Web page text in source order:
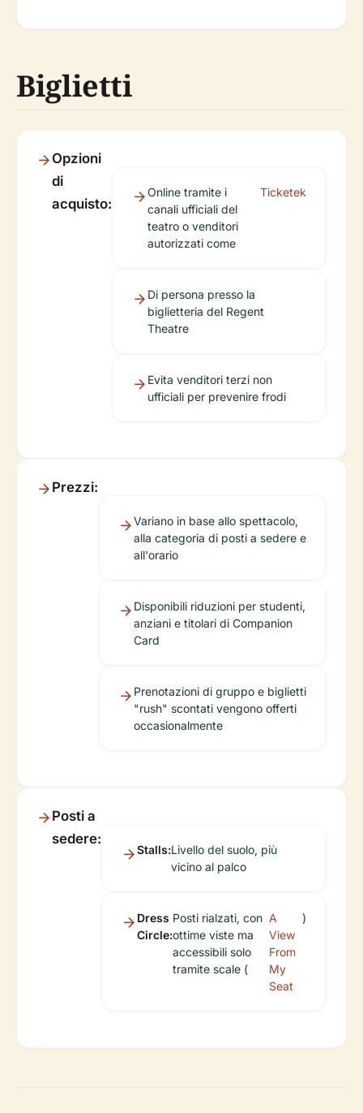
Biglietti
Opzioni
di
acquisto:
Online tramite i
canali ufficiali del
teatro o venditori
autorizzati come
Ticketek
Di persona presso la
biglietteria del Regent
Theatre
Evita venditori terzi non
ufficiali per prevenire frodi
Prezzi:
Variano in base allo spettacolo,
alla categoria di posti a sedere e
all'orario
Disponibili riduzioni per studenti,
anziani e titolari di Companion
Card
Prenotazioni di gruppo e biglietti
"rush" scontati vengono offerti
occasionalmente
Posti a
sedere:
Stalls:Livello del suolo, più
vicino al palco
Dress
Circle:
Posti rialzati, con
ottime viste ma
accessibili solo
tramite scale (
A
View
From
My
Seat
)